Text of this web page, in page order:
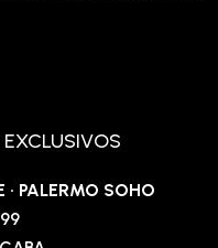
· PALERMO SOHO